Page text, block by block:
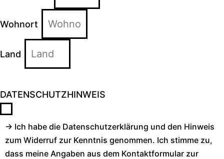
Wohnort
Land
DATENSCHUTZHINWEIS
→ Ich habe die Datenschutzerklärung und den Hinweis
zum Widerruf zur Kenntnis genommen. Ich stimme zu,
dass meine Angaben aus dem Kontaktformular zur